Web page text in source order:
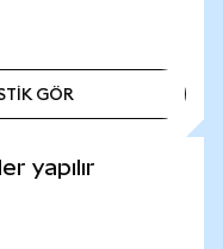
GÖR
yapılır